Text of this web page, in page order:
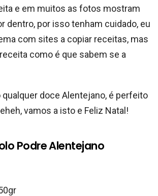
e em muitos as fotos mostram
dentro, por isso tenham cuidado, eu
com sites a copiar receitas, mas
como é que sabem se a
doce Alentejano, é perfeito
vamos a isto e Feliz Natal!
Podre Alentejano